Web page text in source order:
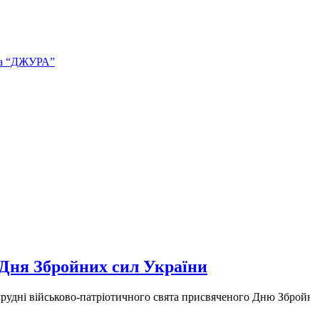
“ДЖУРА”
Збройних сил України
військово-патріотичного свята присвяченого Дню